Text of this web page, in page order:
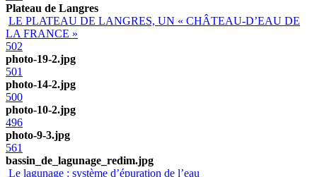
Plateau de Langres
LE PLATEAU DE LANGRES, UN « CHÂTEAU-D’EAU DE
LA FRANCE »
502
photo-19-2.jpg
501
photo-14-2.jpg
500
photo-10-2.jpg
496
photo-9-3.jpg
561
bassin_de_lagunage_redim.jpg
Le lagunage : système d’épuration de l’eau